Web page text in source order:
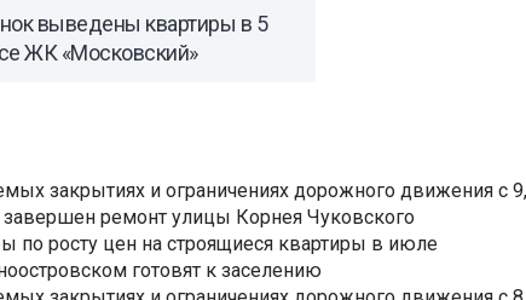
выведены квартиры в 5
ЖК «Московский»
закрытиях и ограничениях дорожного движения с 9,
ремонт улицы Корнея Чуковского
по росту цен на строящиеся квартиры в июле
готовят к заселению